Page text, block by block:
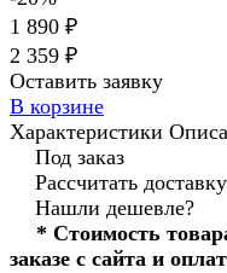
1 890 ₽
2 359 ₽
Оставить заявку
В корзине
Характеристики
Под заказ
Рассчитать доставку
Нашли дешевле?
* Стоимость
заказе с сайта и